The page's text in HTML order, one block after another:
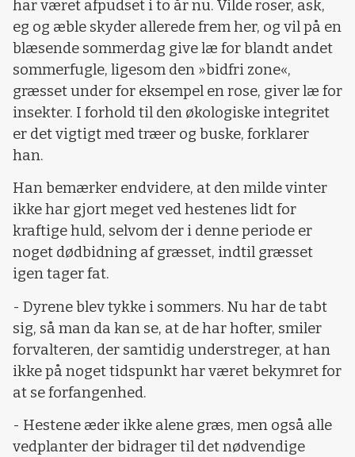
har været afpudset i to år nu. Vilde roser, ask,
eg og æble skyder allerede frem her, og vil på en
blæsende sommerdag give læ for blandt andet
sommerfugle, ligesom den »bidfri zone«,
græsset under for eksempel en rose, giver læ for
insekter. I forhold til den økologiske integritet
er det vigtigt med træer og buske, forklarer
han.
Han bemærker endvidere, at den milde vinter
ikke har gjort meget ved hestenes lidt for
kraftige huld, selvom der i denne periode er
noget dødbidning af græsset, indtil græsset
igen tager fat.
- Dyrene blev tykke i sommers. Nu har de tabt
sig, så man da kan se, at de har hofter, smiler
forvalteren, der samtidig understreger, at han
ikke på noget tidspunkt har været bekymret for
at se forfangenhed.
- Hestene æder ikke alene græs, men også alle
vedplanter der bidrager til det nødvendige